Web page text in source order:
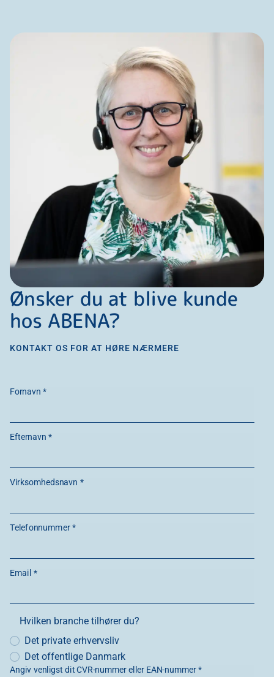
Ønsker du at blive kunde
hos ABENA?
KONTAKT OS FOR AT HØRE NÆRMERE
Fornavn *
Efternavn *
Virksomhedsnavn *
Telefonnummer *
Email *
Hvilken branche tilhører du?
Det private erhvervsliv
Det offentlige Danmark
Angiv venligst dit CVR-nummer eller EAN-nummer *